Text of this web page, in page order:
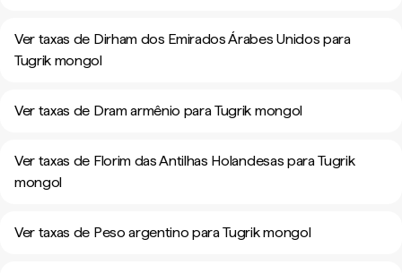
Ver taxas de Dirham dos Emirados Árabes Unidos para
Tugrik mongol
Ver taxas de Dram armênio para Tugrik mongol
Ver taxas de Florim das Antilhas Holandesas para Tugrik
mongol
Ver taxas de Peso argentino para Tugrik mongol